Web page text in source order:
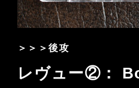
＞＞＞後攻
レヴュー②：